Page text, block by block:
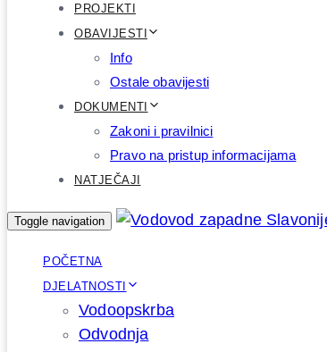
PROJEKTI
OBAVIJESTI
Info
Ostale obavijesti
DOKUMENTI
Zakoni i pravilnici
Pravo na pristup informacijama
NATJEČAJI
Toggle navigation
POČETNA
DJELATNOSTI
Vodoopskrba
Odvodnja